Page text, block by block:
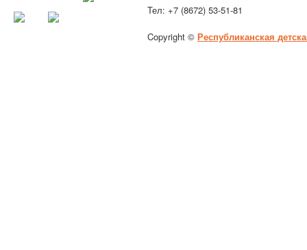
Тел: +7 (8672) 53-51-81
Copyright © Республиканская